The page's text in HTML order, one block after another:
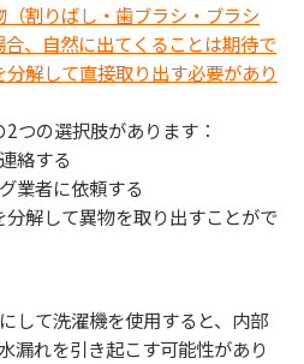
割りばし・歯ブラシ・ブラシ
、自然に出てくることは期待で
解して直接取り出す必要があり
つの選択肢があります：
絡する
業者に依頼する
解して異物を取り出すことがで
して洗濯機を使用すると、内部
漏れを引き起こす可能性があり